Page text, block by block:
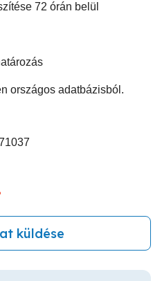
72 órán belül
országos adatbázisból.
küldése